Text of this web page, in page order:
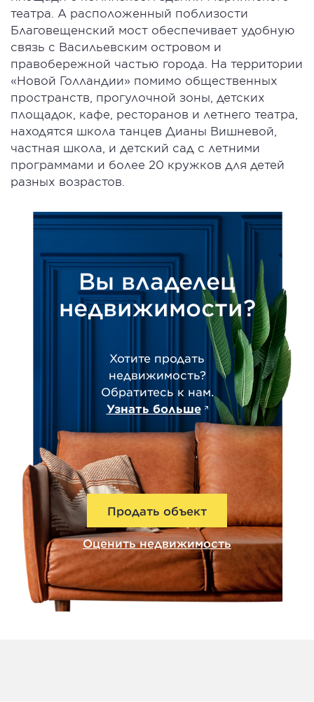
театра. А расположенный поблизости
Благовещенский мост обеспечивает удобную
связь с Васильевским островом и
правобережной частью города. На территории
«Новой Голландии» помимо общественных
пространств, прогулочной зоны, детских
площадок, кафе, ресторанов и летнего театра,
находятся школа танцев Дианы Вишневой,
частная школа, и детский сад с летними
программами и более 20 кружков для детей
разных возрастов.
Вы владелец
недвижимости?
Хотите продать
недвижимость?
Обратитесь к нам.
Узнать больше
Продать объект
Оценить недвижимость